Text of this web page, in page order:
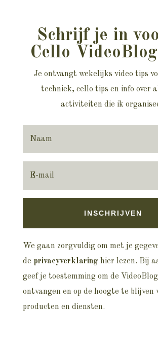
Schrijf je in
Cello
Je ontvangt wekelijks video tips
techniek, cello tips en info over
activiteiten die ik
INSCHRIJVEN
We gaan zorgvuldig om met je
de privacyverklaring hier lezen. Bij
geef je toestemming om de
ontvangen en op de hoogte te blijven
producten en diensten.